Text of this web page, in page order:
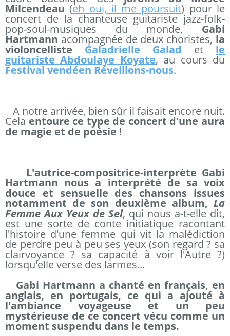
Milcendeau (eh oui, il me poursuit) pour le
concert de la chanteuse guitariste jazz-folk-
pop-soul-musiques du monde, Gabi
Hartmann acompagnée de deux choristes, la
violoncelliste Galadrielle Galad et le
guitariste Abdoulaye Koyate, au cours du
Festival vendéen Réveillons-nous.
A notre arrivée, bien sûr il faisait encore nuit.
Cela entoure ce type de concert d'une aura
de magie et de poésie !
L'autrice-compositrice-interprète Gabi
Hartmann nous a interprété de sa voix
douce et sensuelle des chansons issues
notamment de son deuxième album, La
Femme Aux Yeux de Sel, qui nous a-t-elle dit,
est une sorte de conte initiatique racontant
l'histoire d'une femme qui vit la malédiction
de perdre peu à peu ses yeux (son regard ? sa
clairvoyance ? sa capacité à voir l'Autre ?)
lorsqu'elle verse des larmes...
Gabi Hartmann a chanté en français, en
anglais, en portugais, ce qui a ajouté à
l'ambiance voyageuse et un peu
mystérieuse de ce concert vécu comme un
moment suspendu dans le temps.